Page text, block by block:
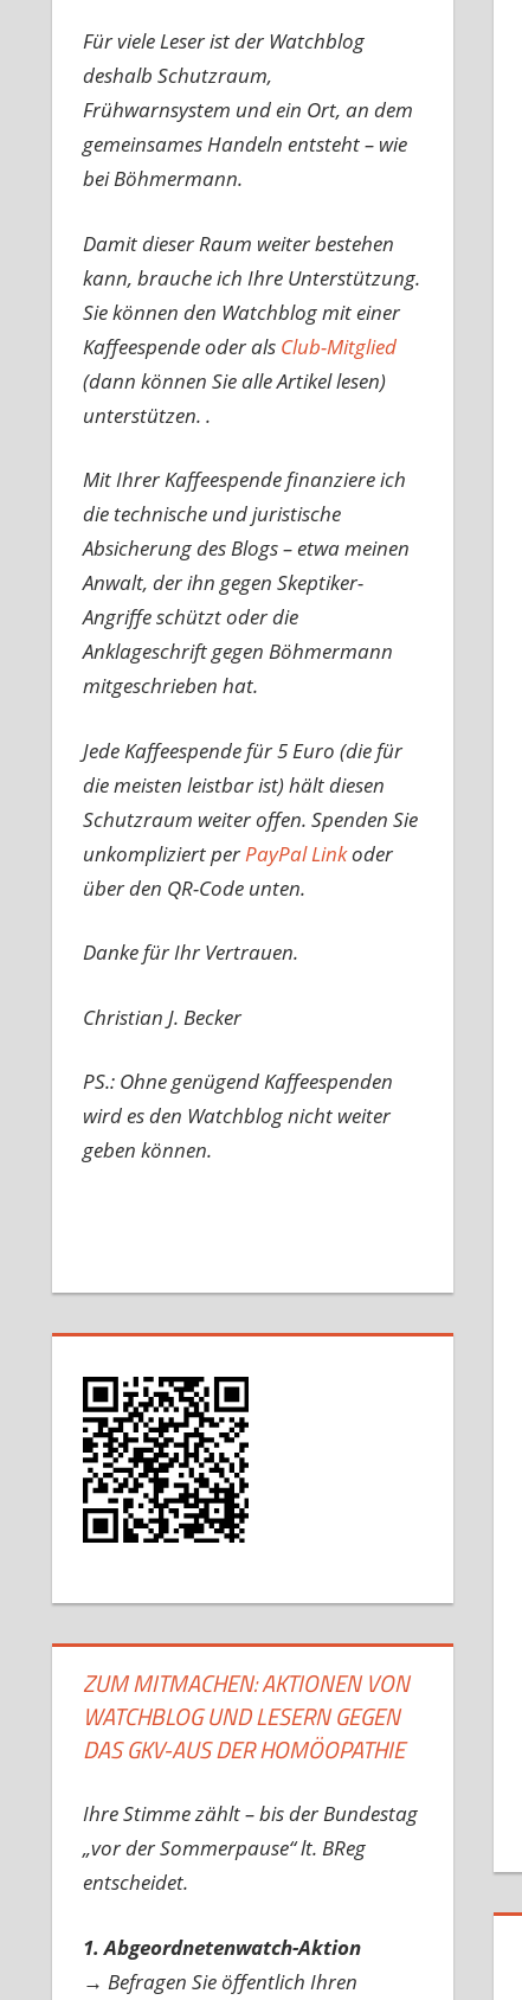
Für viele Leser ist der Watchblog
deshalb Schutzraum,
Frühwarnsystem und ein Ort, an dem
gemeinsames Handeln entsteht – wie
bei Böhmermann.
Damit dieser Raum weiter bestehen
kann, brauche ich Ihre Unterstützung.
Sie können den Watchblog mit einer
Kaffeespende oder als Club-Mitglied
(dann können Sie alle Artikel lesen)
unterstützen. .
Mit Ihrer Kaffeespende finanziere ich
die technische und juristische
Absicherung des Blogs – etwa meinen
Anwalt, der ihn gegen Skeptiker-
Angriffe schützt oder die
Anklageschrift gegen Böhmermann
mitgeschrieben hat.
Jede Kaffeespende für 5 Euro (die für
die meisten leistbar ist) hält diesen
Schutzraum weiter offen. Spenden Sie
unkompliziert perPayPal Linkoder
über den QR-Code unten.
Danke für Ihr Vertrauen.
Christian J. Becker
PS.: Ohne genügend Kaffeespenden
wird es den Watchblog nicht weiter
geben können.
ZUM MITMACHEN: AKTIONEN VON
WATCHBLOG UND LESERN GEGEN
DAS GKV-AUS DER HOMÖOPATHIE
Ihre Stimme zählt – bis der Bundestag
„vor der Sommerpause“ lt. BReg
entscheidet.
1. Abgeordnetenwatch-Aktion
→ Befragen Sie öffentlich Ihren